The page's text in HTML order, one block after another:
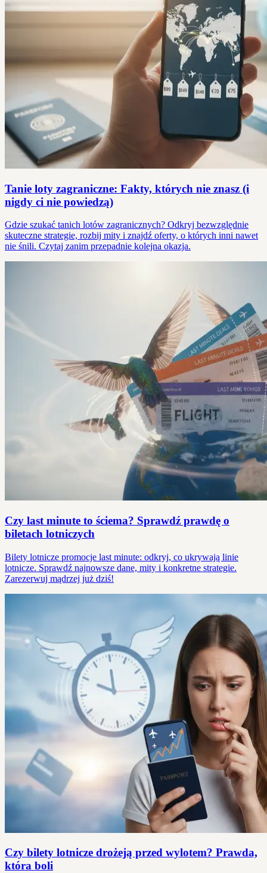
Tanie loty zagraniczne: Fakty, których nie znasz (i
nigdy ci nie powiedzą)
Gdzie szukać tanich lotów zagranicznych? Odkryj bezwzględnie
skuteczne strategie, rozbij mity i znajdź oferty, o których inni nawet
nie śnili. Czytaj zanim przepadnie kolejna okazja.
Czy last minute to ściema? Sprawdź prawdę o
biletach lotniczych
Bilety lotnicze promocje last minute: odkryj, co ukrywają linie
lotnicze. Sprawdź najnowsze dane, mity i konkretne strategie.
Zarezerwuj mądrzej już dziś!
Czy bilety lotnicze drożeją przed wylotem? Prawda,
która boli